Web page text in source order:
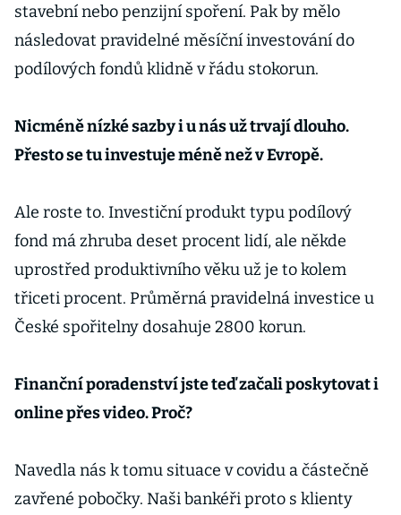
stavební nebo penzijní spoření. Pak by mělo
následovat pravidelné měsíční investování do
podílových fondů klidně v řádu stokorun.
Nicméně nízké sazby i u nás už trvají dlouho.
Přesto se tu investuje méně než v Evropě.
Ale roste to. Investiční produkt typu podílový
fond má zhruba deset procent lidí, ale někde
uprostřed produktivního věku už je to kolem
třiceti procent. Průměrná pravidelná investice u
České spořitelny dosahuje 2800 korun.
Finanční poradenství jste teď začali poskytovat i
online přes video. Proč?
Navedla nás k tomu situace v covidu a částečně
zavřené pobočky. Naši bankéři proto s klienty